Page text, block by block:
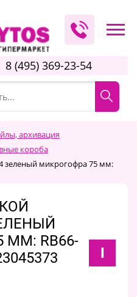
8 (495) 369-23-54
архивация
короба
зеленый микрогофра 75 мм:
ММ: RB66-
I